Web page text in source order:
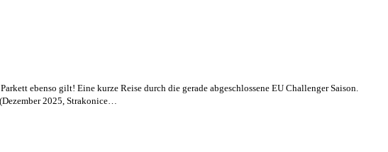
ebenso gilt! Eine kurze Reise durch die gerade abgeschlossene EU Challenger Saison.
2025, Strakonice…